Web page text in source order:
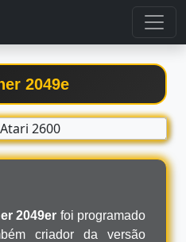
2049e
2049er foi programado
criador da versão